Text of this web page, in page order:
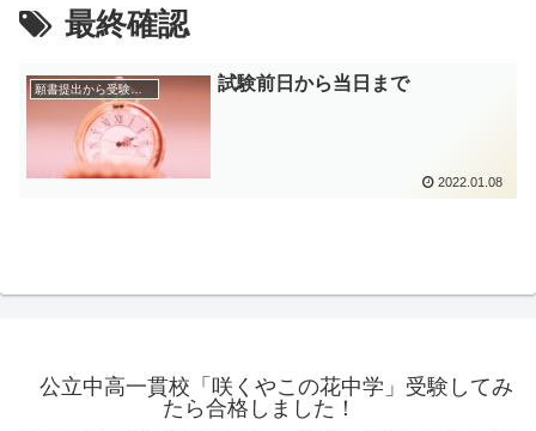
最終確認
願書提出から受験まで 試験前日から当日まで
2022.01.08
公立中高一貫校「咲くやこの花中学」受験してみ
たら合格しました！